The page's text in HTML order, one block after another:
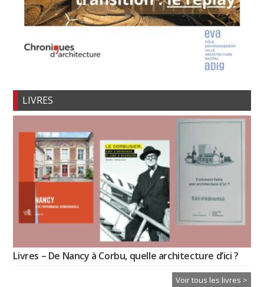
LIVRES
Livres – De Nancy à Corbu, quelle architecture d’ici ?
Voir tous les livres >